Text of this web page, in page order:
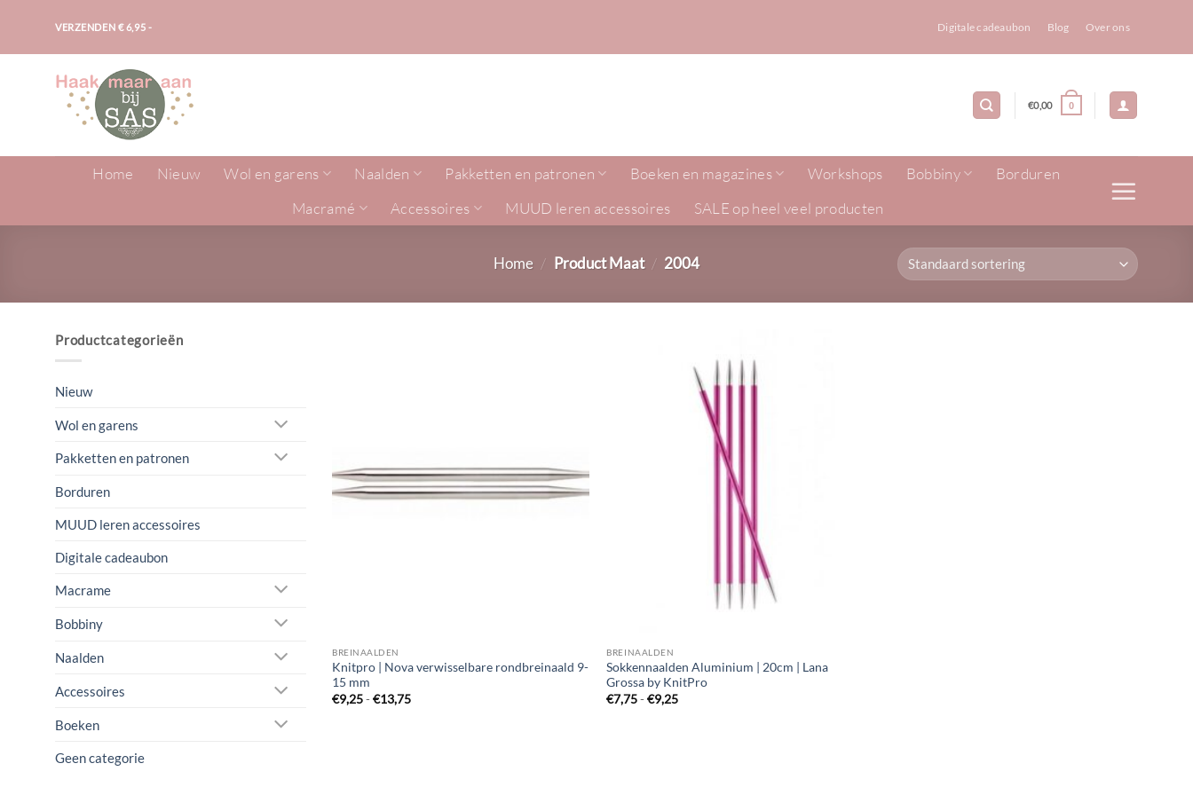
inhoud
VERZENDEN € 6,95 - Digitale cadeaubon Blog Over ons
€0,00 0
Home Nieuw Wol en garens Naalden Pakketten en patronen Boeken en magazines Workshops Bobbiny
Borduren
Macramé
Accessoires MUUD leren accessoires SALE op heel veel producten
Home / Product Maat / 2004
Productcategorieën
Nieuw
Wol en garens
Pakketten en patronen
Borduren
MUUD leren accessoires
Digitale cadeaubon
Macrame
Bobbiny
Naalden
Accessoires
Boeken
Geen categorie
BREINAALDEN
Knitpro | Nova verwisselbare rondbreinaald 9-
15 mm
€9,25-€13,75Prijsklasse:
BREINAALDEN
Sokkennaalden Aluminium | 20cm | Lana
Grossa by KnitPro
€7,75 - €9,25Prijsklasse: